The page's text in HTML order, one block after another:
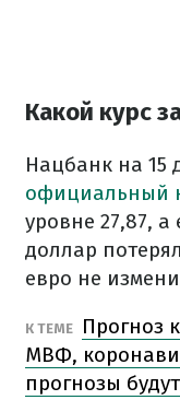
Какой курс
Нацбанк на 15
официальный
уровне 27,87,
доллар
евро не
К ТЕМЕ
Прогноз
МВФ,
прогнозы